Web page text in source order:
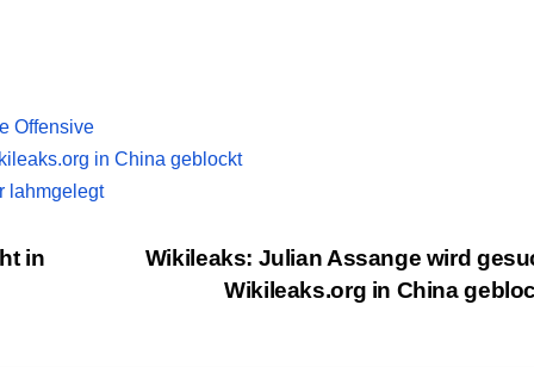
Offensive
in China geblockt
lahmgelegt
Wikileaks: Julian Assange wird
Wikileaks.org in China
in